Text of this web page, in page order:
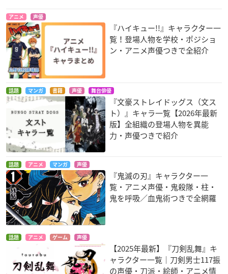
アニメ 声優
『ハイキュー!!』キャラクター一
覧！登場人物を学校・ポジショ
ン・アニメ声優つきで全紹介
話題 マンガ 書籍 声優 舞台俳優
『文豪ストレイドッグス（文ス
ト）』キャラ一覧【2026年最新
版】全組織の登場人物を異能
力・声優つきで紹介
話題 アニメ マンガ 声優
『鬼滅の刃』キャラクター一
覧・アニメ声優・鬼殺隊・柱・
鬼を呼吸／血鬼術つきで全網羅
話題 アニメ ゲーム 声優
【2025年最新】『刀剣乱舞』キ
ャラクター一覧｜刀剣男士117振
の声優・刀派・絵師・アニメ情